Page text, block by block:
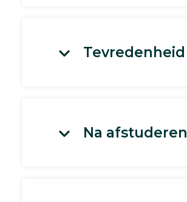
Tevredenheid
Na afstuderen